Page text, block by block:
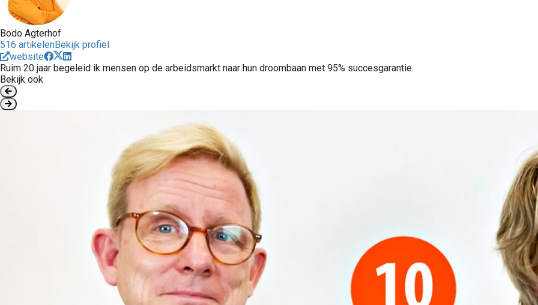
Bodo Agterhof
516 artikelenBekijk profiel
website
Ruim 20 jaar begeleid ik mensen op de arbeidsmarkt naar hun droombaan met 95% succesgarantie.
Bekijk ook